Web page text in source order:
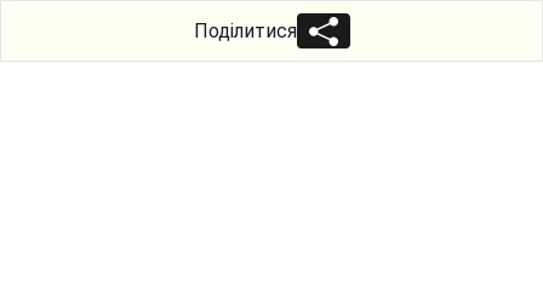
Поділитися